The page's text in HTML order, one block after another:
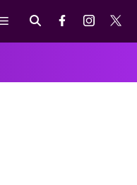
Μενού